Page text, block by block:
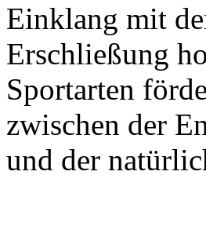
Einklang mit
Erschließung
Sportarten
zwischen der
und der